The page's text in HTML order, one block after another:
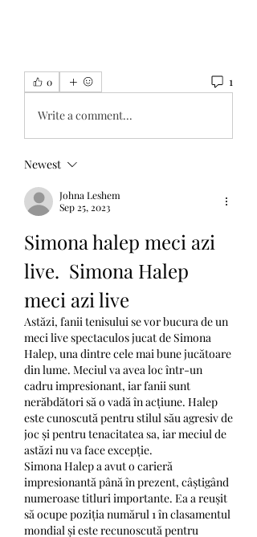
0 1
Write a comment...
Newest
Johna Leshem
Sep 25, 2023
Simona halep meci azi
live.  Simona Halep
meci azi live
Astăzi, fanii tenisului se vor bucura de un
meci live spectaculos jucat de Simona
Halep, una dintre cele mai bune jucătoare
din lume. Meciul va avea loc într-un
cadru impresionant, iar fanii sunt
nerăbdători să o vadă în acțiune. Halep
este cunoscută pentru stilul său agresiv de
joc și pentru tenacitatea sa, iar meciul de
astăzi nu va face excepție.
Simona Halep a avut o carieră
impresionantă până în prezent, câștigând
numeroase titluri importante. Ea a reușit
să ocupe poziția numărul 1 în clasamentul
mondial și este recunoscută pentru